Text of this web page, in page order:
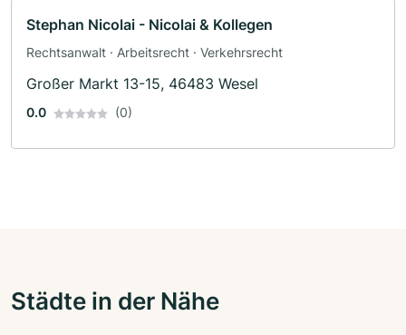
Stephan Nicolai - Nicolai & Kollegen
Rechtsanwalt · Arbeitsrecht · Verkehrsrecht
Großer Markt 13-15, 46483 Wesel
0.0 (0)
Städte in der Nähe